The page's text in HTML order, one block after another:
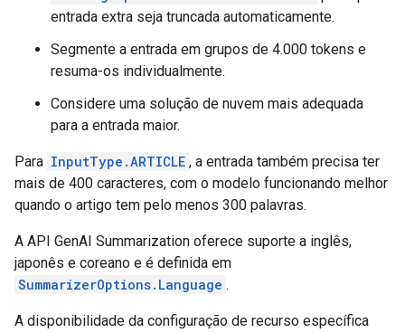
entrada extra seja truncada automaticamente.
Segmente a entrada em grupos de 4.000 tokens e
resuma-os individualmente.
Considere uma solução de nuvem mais adequada
para a entrada maior.
Para InputType.ARTICLE , a entrada também precisa ter
mais de 400 caracteres, com o modelo funcionando melhor
quando o artigo tem pelo menos 300 palavras.
A API GenAI Summarization oferece suporte a inglês,
japonês e coreano e é definida em
SummarizerOptions.Language .
A disponibilidade da configuração de recurso específica